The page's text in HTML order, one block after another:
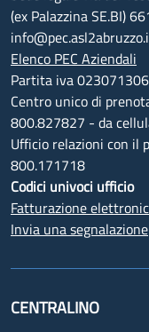
(ex Palazzina SE.BI)
Elenco PEC Aziendali
Partita iva
Centro unico di
800.827827 - da
Ufficio relazioni con il
800.171718
Codici univoci ufficio
Fatturazione
Invia una segnalazione
CENTRALINO